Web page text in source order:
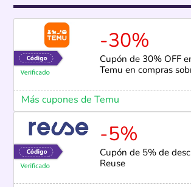
-30%
Cupón de 30% OFF
Temu en compras
Más cupones de Temu
-5%
Cupón de 5% de
Reuse